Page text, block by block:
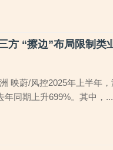
方 “擦边”布局限制类
映蔚/风控2025年上半年
同期上升699%。其中，...